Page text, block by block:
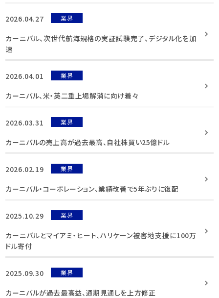
2026.04.27 業界
カーニバル、次世代航海規格の実証試験完了、デジタル化を加
速
2026.04.01 業界
カーニバル、米・英二重上場解消に向け着々
2026.03.31 業界
カーニバルの売上高が過去最高、自社株買い25億ドル
2026.02.19 業界
カーニバル・コーポレーション、業績改善で5年ぶりに復配
2025.10.29 業界
カーニバルとマイアミ・ヒート、ハリケーン被害地支援に100万
ドル寄付
2025.09.30 業界
カーニバルが過去最高益、通期見通しを上方修正